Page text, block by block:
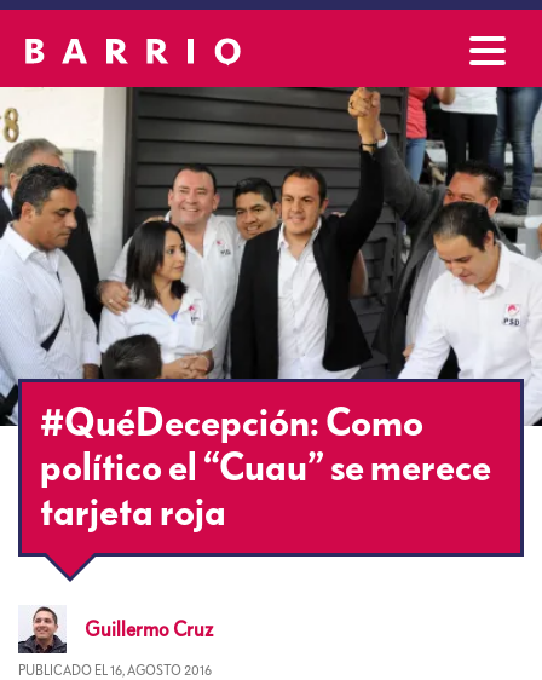
#QuéDecepción: Como
político el “Cuau” se merece
tarjeta roja
Guillermo Cruz
PUBLICADO EL 16, AGOSTO 2016